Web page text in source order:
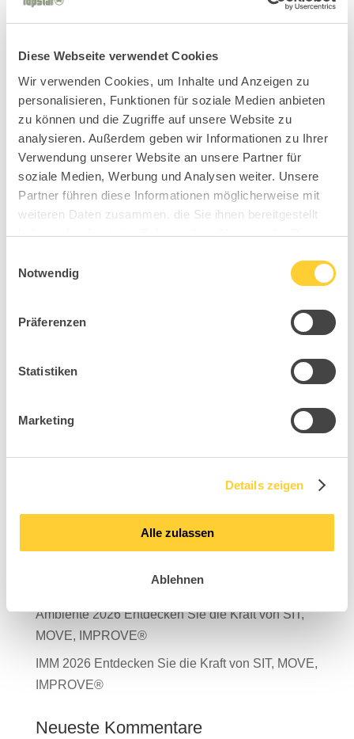
Diese Webseite verwendet Cookies
Wir verwenden Cookies, um Inhalte und Anzeigen zu
personalisieren, Funktionen für soziale Medien anbieten
zu können und die Zugriffe auf unsere Website zu
analysieren. Außerdem geben wir Informationen zu Ihrer
Verwendung unserer Website an unsere Partner für
soziale Medien, Werbung und Analysen weiter. Unsere
Partner führen diese Informationen möglicherweise mit
weiteren Daten zusammen, die Sie ihnen bereitgestellt
haben oder die sie im Rahmen Ihrer Nutzung der Dienste
Notwendig
Präferenzen
Statistiken
Marketing
Details zeigen
Alle zulassen
Ablehnen
Suchen
Nachhaltigkeitsbericht 2025 ist da!
TDR – Tag der Rückengesundheit 2026
Ambiente 2026 Entdecken Sie die Kraft von SIT,
MOVE, IMPROVE®
IMM 2026 Entdecken Sie die Kraft von SIT, MOVE,
IMPROVE®
Neueste Kommentare